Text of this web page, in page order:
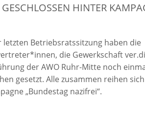
HINTER
letzten Betriebsratssitzung haben die
die Gewerkschaft
der AWO Ruhr-Mitte noch
gesetzt. Alle zusammen reihen
„Bundestag nazifrei“.